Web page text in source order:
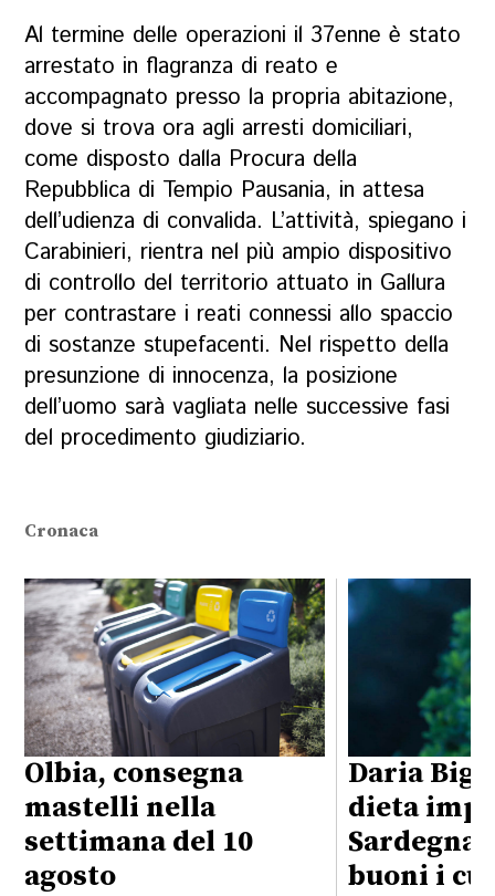
Al termine delle operazioni il 37enne è stato
arrestato in flagranza di reato e
accompagnato presso la propria abitazione,
dove si trova ora agli arresti domiciliari,
come disposto dalla Procura della
Repubblica di Tempio Pausania, in attesa
dell’udienza di convalida. L’attività, spiegano i
Carabinieri, rientra nel più ampio dispositivo
di controllo del territorio attuato in Gallura
per contrastare i reati connessi allo spaccio
di sostanze stupefacenti. Nel rispetto della
presunzione di innocenza, la posizione
dell’uomo sarà vagliata nelle successive fasi
del procedimento giudiziario.
Cronaca
Olbia, consegna
mastelli nella
settimana del 10
agosto
Daria
dieta
Sardegna:
buoni i